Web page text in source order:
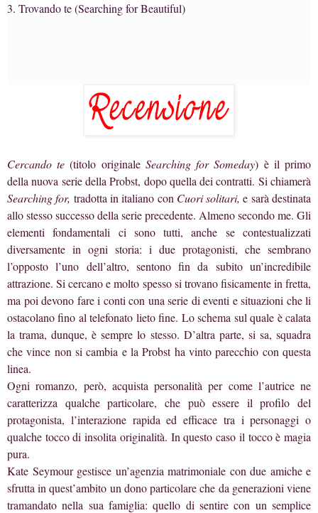
3. Trovando te (Searching for Beautiful)
Cercando te(titolo originale Searching for Someday) è il primo
della nuova serie della Probst, dopo quella dei contratti. Si chiamerà
Searching for, tradotta in italiano con Cuori solitari,e sarà destinata
allo stesso successo della serie precedente. Almeno secondo me. Gli
elementi fondamentali ci sono tutti, anche se contestualizzati
diversamente in ogni storia: i due protagonisti, che sembrano
l’opposto l’uno dell’altro, sentono fin da subito un’incredibile
attrazione. Si cercano e molto spesso si trovano fisicamente in fretta,
ma poi devono fare i conti con una serie di eventi e situazioni che li
ostacolano fino al telefonato lieto fine. Lo schema sul quale è calata
la trama, dunque, è sempre lo stesso. D’altra parte, si sa, squadra
che vince non si cambia e la Probst ha vinto parecchio con questa
linea.
Ogni romanzo, però, acquista personalità per come l’autrice ne
caratterizza qualche particolare, che può essere il profilo del
protagonista, l’interazione rapida ed efficace tra i personaggi o
qualche tocco di insolita originalità. In questo caso il tocco è magia
pura.
Kate Seymour gestisce un’agenzia matrimoniale con due amiche e
sfrutta in quest’ambito un dono particolare che da generazioni viene
tramandato nella sua famiglia: quello di sentire con un semplice